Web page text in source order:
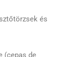
és
(cepas de